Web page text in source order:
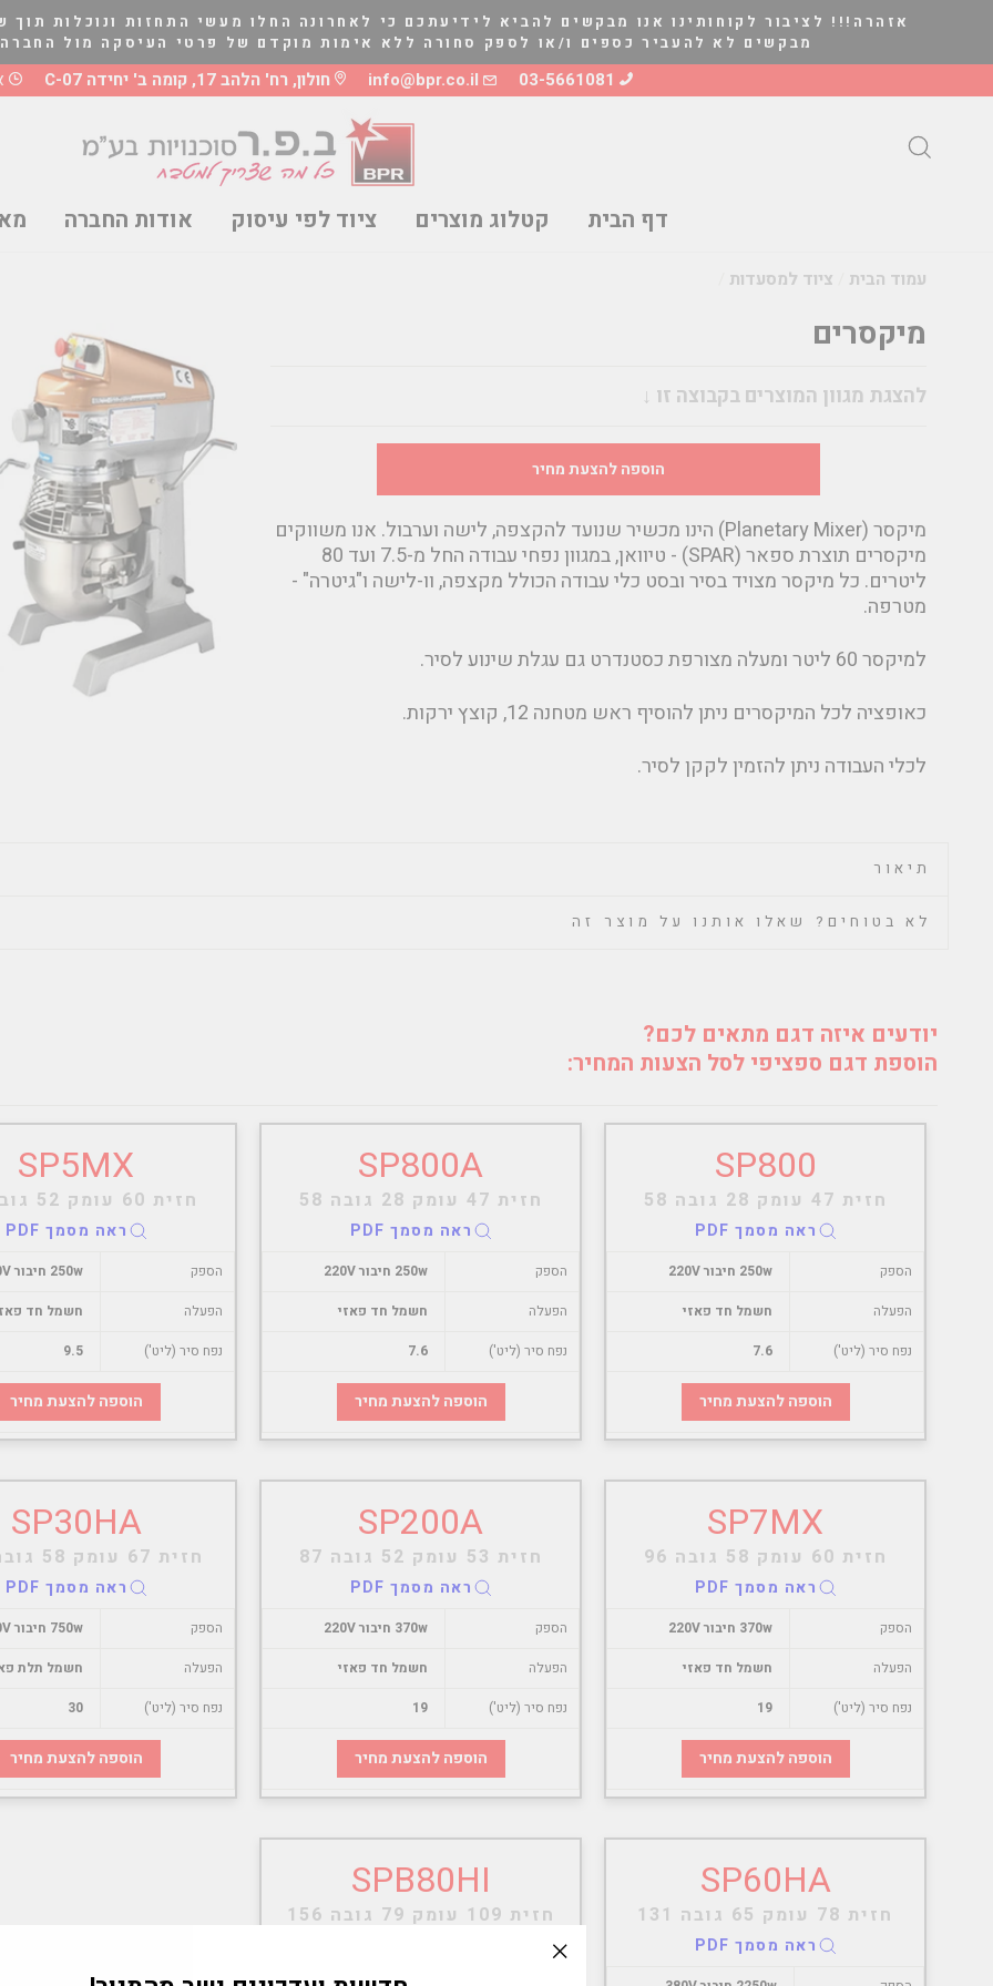
אזהרה!!! לציבור לקוחותינו אנו מבקשים להביא לידיעתכם כי לאחרונה החלו מעשי התחזות ונוכלות
מבקשים לא להעביר כספים ו/או לספק סחורה ללא אימות מוקדם של פרטי העיסקה מול החברה בטלפון 03-5661081 או
03-5661081
info@bpr.co.il חולון, רח' הלהב 17, קומה ב' יחידה C-07
דף הבית קטלוג מוצרים ציוד לפי עיסוק אודות החברה
עמוד הבית ציוד למסעדות
מיקסרים
להצגת מגוון המוצרים בקבוצה זו ↓
הוספה להצעת מחיר
מיקסר (Planetary Mixer) הינו מכשיר שנועד להקצפה, לישה וערבול. אנו משווקים
מיקסרים תוצרת ספאר (SPAR) - טיוואן, במגוון נפחי עבודה החל מ-7.5 ועד 80
ליטרים. כל מיקסר מצויד בסיר ובסט כלי עבודה הכולל מקצפה, וו-לישה ו"גיטרה" -
מטרפה.
למיקסר 60 ליטר ומעלה מצורפת כסטנדרט גם עגלת שינוע לסיר.
כאופציה לכל המיקסרים ניתן להוסיף ראש מטחנה 12, קוצץ ירקות.
לכלי העבודה ניתן להזמין לקקן לסיר.
תיאור
לא בטוחים? שאלו אותנו על מוצר זה
יודעים איזה דגם מתאים לכם?
הוספת דגם ספציפי לסל הצעות המחיר:
SP800
חזית 47 עומק 28 גובה 58
ראה מסמך PDF
הספק
250w חיבור 220V
הפעלה
חשמל חד פאזי
נפח סיר (ליט')
7.6
הוספה להצעת מחיר
SP800A
חזית 47 עומק 28 גובה 58
ראה מסמך PDF
הספק
250w חיבור 220V
הפעלה
חשמל חד פאזי
נפח סיר (ליט')
7.6
הוספה להצעת מחיר
SP5MX
חזית 60 עומק 52 גובה 86
ראה מסמך PDF
הספק
250w חיבור 220V
הפעלה
חשמל חד
נפח סיר (ליט')
9.5
הוספה להצעת מחיר
SP7MX
חזית 60 עומק 58 גובה 96
ראה מסמך PDF
הספק
370w חיבור 220V
הפעלה
חשמל חד פאזי
נפח סיר (ליט')
19
הוספה להצעת מחיר
SP200A
חזית 53 עומק 52 גובה 87
ראה מסמך PDF
הספק
370w חיבור 220V
הפעלה
חשמל חד פאזי
נפח סיר (ליט')
19
הוספה להצעת מחיר
SP30HA
חזית 67 עומק 58 גובה 118
ראה מסמך PDF
הספק
750w חיבור 380V
הפעלה
חשמל תלת
נפח סיר (ליט')
30
הוספה להצעת מחיר
SP60HA
חזית 78 עומק 65 גובה 131
ראה מסמך PDF
SPB80HI
חזית 109 עומק 79 גובה 156